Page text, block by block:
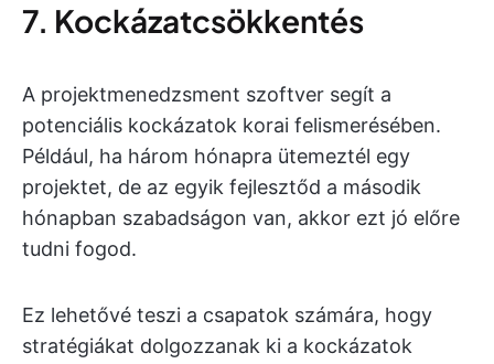
7. Kockázatcsökkentés
A projektmenedzsment szoftver segít a
potenciális kockázatok korai felismerésében.
Például, ha három hónapra ütemeztél egy
projektet, de az egyik fejlesztőd a második
hónapban szabadságon van, akkor ezt jó előre
tudni fogod.
Ez lehetővé teszi a csapatok számára, hogy
stratégiákat dolgozzanak ki a kockázatok